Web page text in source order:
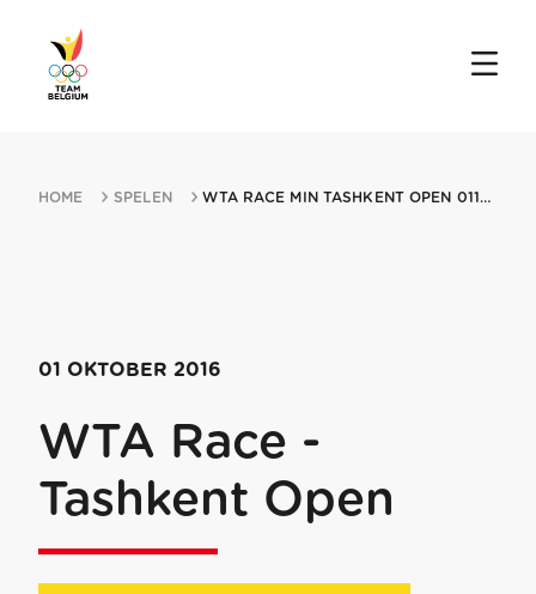
HOME SPELEN WTA RACE MIN TASHKENT OPEN 01102016 TASHKENT
01 OKTOBER 2016
WTA Race -
Tashkent Open